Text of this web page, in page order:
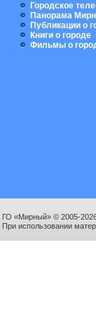
Городское
Панорама
Публикации о
Книги о городе
Фильмы о
ГО «Мирный» © 2005-2026
При использовании